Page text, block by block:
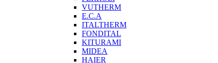
VUTHERM
E.C.A
ITALTHERM
FONDITAL
KITURAMI
MIDEA
HAIER